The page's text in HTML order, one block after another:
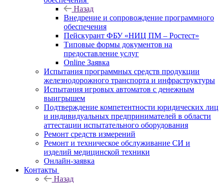
Назад
Внедрение и сопровождение программного
обеспечения
Пейскурант ФБУ «НИЦ ПМ – Ростест»
Типовые формы документов на
предоставление услуг
Online Заявка
Испытания программных средств продукции
железнодорожного транспорта и инфраструктуры
Испытания игровых автоматов с денежным
выигрышем
Подтверждение компетентности юридических лиц
и индивидуальных предпринимателей в области
аттестации испытательного оборудования
Ремонт средств измерений
Ремонт и техническое обслуживание СИ и
изделий медицинской техники
Онлайн-заявка
Контакты
Назад